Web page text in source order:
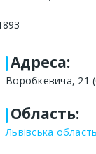
Адреса:
Воробкевича, 21
Область:
Львівська область